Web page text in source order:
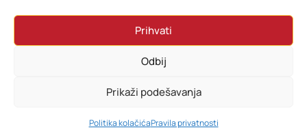
Prihvati
Odbij
Prikaži podešavanja
Politika kolačićaPravila privatnosti
SAMSUNG TV UE50U8072FUXXH
PRETRAŽI KORPA MOJ RAČUN